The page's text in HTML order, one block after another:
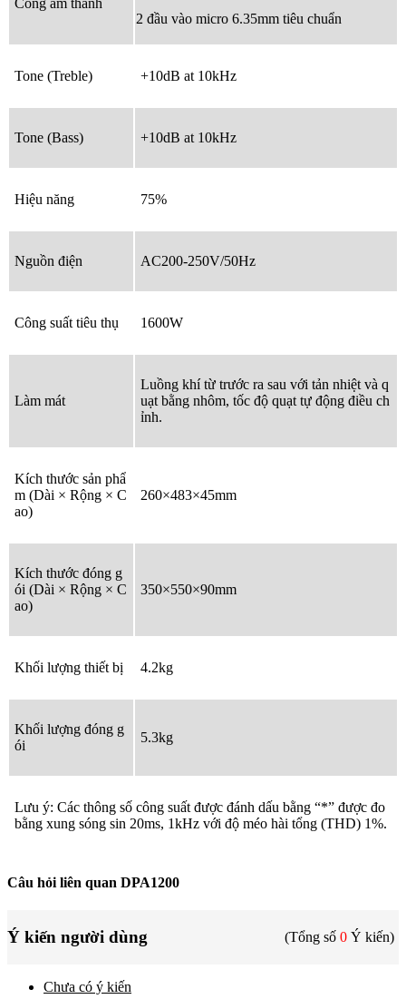
2 đầu vào micro 6.35mm tiêu chuẩn
Tone (Treble) +10dB at 10kHz
Tone (Bass) +10dB at 10kHz
Hiệu năng 75%
Nguồn điện AC200-250V/50Hz
Công suất tiêu thụ 1600W
Làm mát
Luồng khí từ trước ra sau với tản nhiệt và q
uạt bằng nhôm, tốc độ quạt tự động điều ch
ỉnh.
Kích thước sản phẩ
m (Dài × Rộng × C
ao)
260×483×45mm
Kích thước đóng g
ói (Dài × Rộng × C
ao)
350×550×90mm
Khối lượng thiết bị 4.2kg
Khối lượng đóng g
ói
5.3kg
Lưu ý: Các thông số công suất được đánh dấu bằng “*” được đo
bằng xung sóng sin 20ms, 1kHz với độ méo hài tổng (THD) 1%.
Câu hỏi liên quan DPA1200
Ý kiến người dùng (Tổng số 0 Ý kiến)
Chưa có ý kiến